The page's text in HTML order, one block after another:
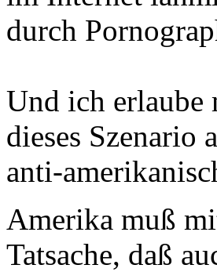
durch
Und ich erlaube
dieses Szenario
anti-
Amerika muß
Tatsache, daß